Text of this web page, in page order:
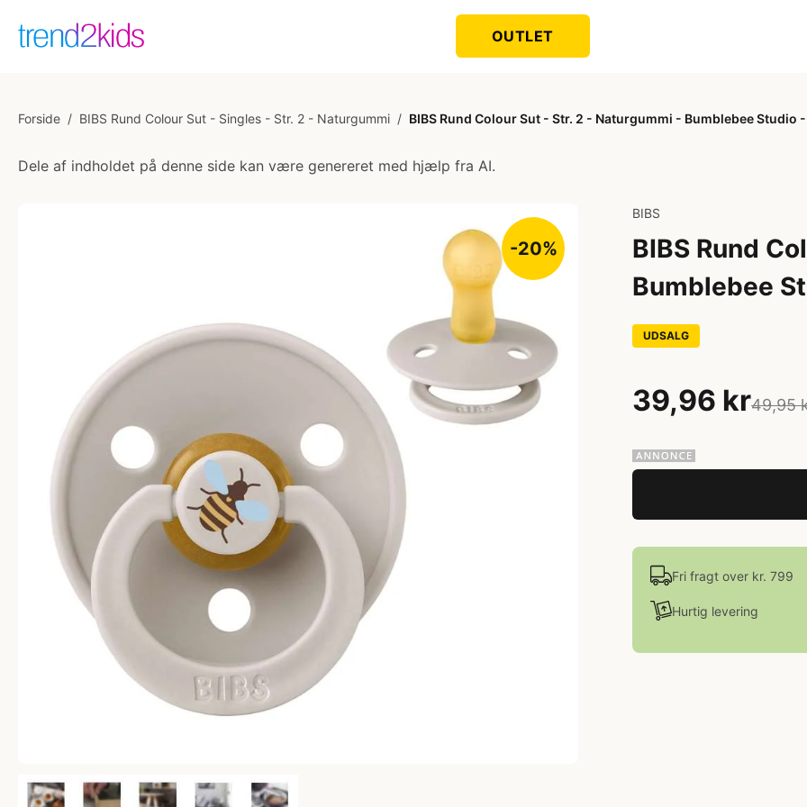
OUTLET
Forside / BIBS Rund Colour Sut - Singles - Str. 2 - Naturgummi / BIBS Rund Colour Sut - Str. 2 - Naturgummi - Bumblebee Studio
Dele af indholdet på denne side kan være genereret med hjælp fra AI.
-20%
BIBS
BIBS Rund
Bumblebee
UDSALG
39,96 kr49,95
Fri fragt over kr. 799
Hurtig levering